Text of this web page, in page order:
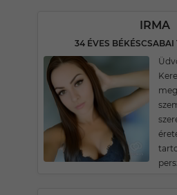
IRMA
34 ÉVES BÉKÉSCSABAI